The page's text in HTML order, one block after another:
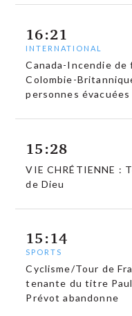
16:21
INTERNATIONAL
Canada-Incendie de
Colombie-
personnes évacuées
15:28
VIE CHRÉTIENNE :
de Dieu
15:14
SPORTS
Cyclisme/Tour de
tenante du titre
Prévot abandonne